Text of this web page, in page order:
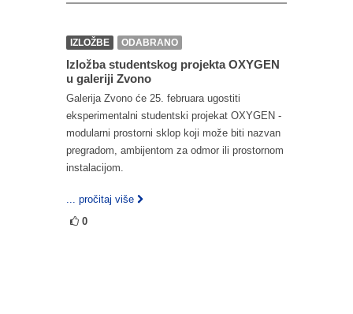
IZLOŽBE ODABRANO
Izložba studentskog projekta OXYGEN
u galeriji Zvono
Galerija Zvono će 25. februara ugostiti
eksperimentalni studentski projekat OXYGEN -
modularni prostorni sklop koji može biti nazvan
pregradom, ambijentom za odmor ili prostornom
instalacijom.
... pročitaj više
0